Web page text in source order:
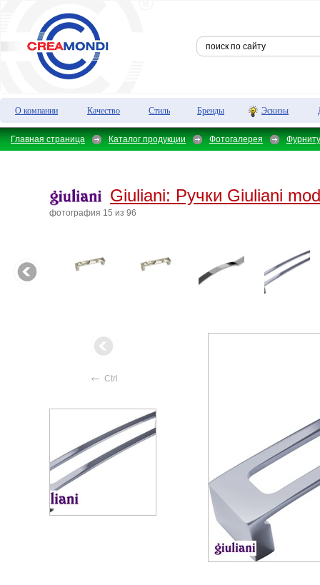
О компании Качество Стиль Бренды Эскизы
Главная страница Каталог продукции Фотогалерея
Giuliani: Ручки Giuliani
фотография 15 из 96
← Ctrl